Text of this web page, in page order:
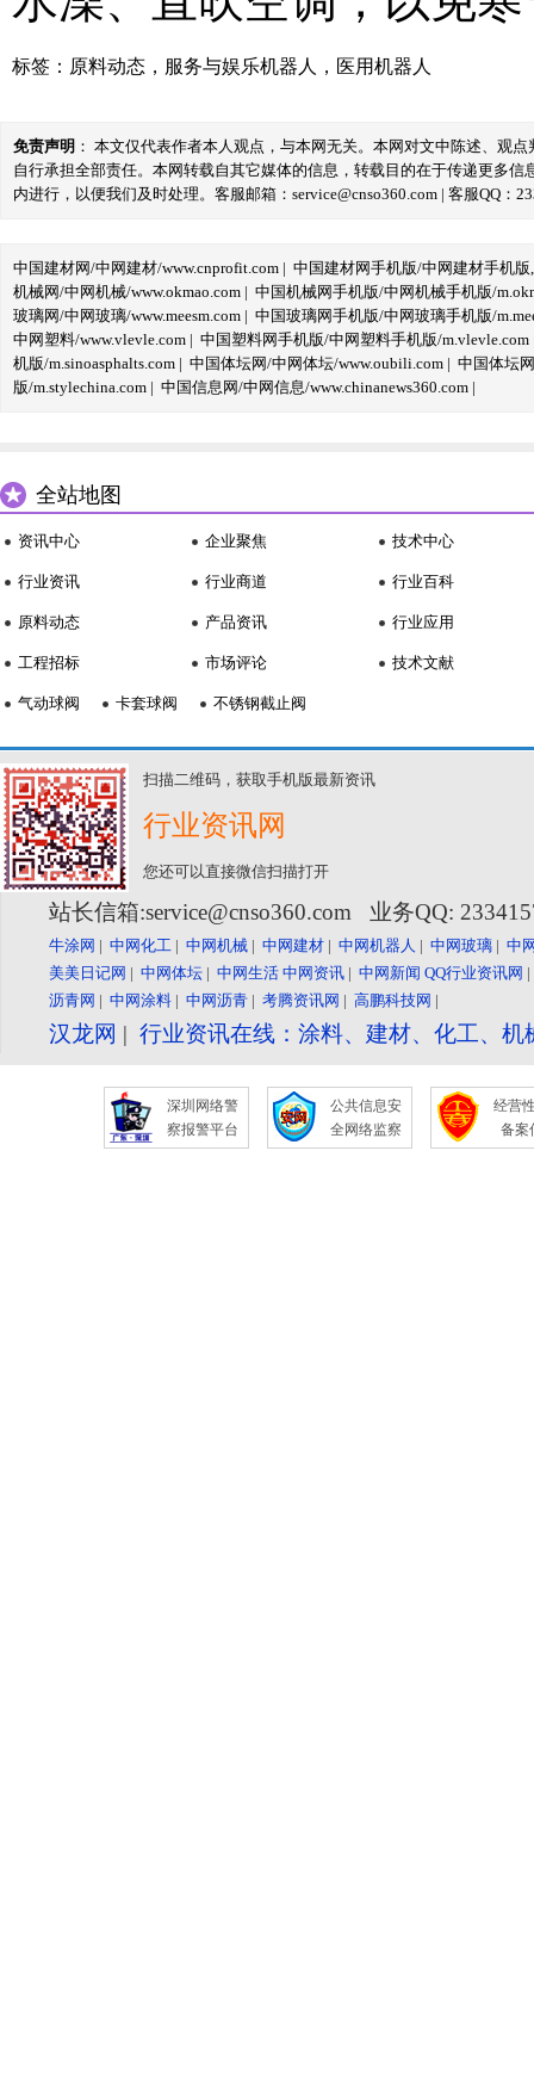
标签： 原料动态 ， 服务与娱乐机器人 ， 医用机器人
免责声明 ： 本文仅代表作者本人观点，与本网无关。本网对文中陈述、观
自行承担全部责任。本网转载自其它媒体的信息，转载目的在于传递更多
内进行，以便我们及时处理。客服邮箱：service@cnso360.com | 客服QQ：
中国建材网/中网建材/www.cnprofit.com | 中国建材网手机版/中网建材手机版
机械网/中网机械/www.okmao.com | 中国机械网手机版/中网机械手机版/
玻璃网/中网玻璃/www.meesm.com | 中国玻璃网手机版/中网玻璃手机版/
中网塑料/www.vlevle.com | 中国塑料网手机版/中网塑料手机版/m.vlevle.com
机版/m.sinoasphalts.com | 中国体坛网/中网体坛/www.oubili.com | 中国体坛
版/m.stylechina.com | 中国信息网/中网信息/www.chinanews360.com |
全站地图
资讯中心
行业资讯
原料动态
工程招标
企业聚焦
行业商道
产品资讯
市场评论
技术中心
行业百科
行业应用
技术文献
气动球阀 卡套球阀 不锈钢截止阀
扫描二维码，获取手机版最新资讯
行业资讯网
您还可以直接微信扫描打开
站长信箱:service@cnso360.com 业务QQ:
牛涂网 | 中网化工 | 中网机械 | 中网建材 | 中网机器人 | 中网玻璃 | 中
美美日记网 | 中网体坛 | 中网生活 中网资讯 | 中网新闻 QQ行业资讯网
沥青网 | 中网涂料 | 中网沥青 | 考腾资讯网 | 高鹏科技网 |
汉龙网 | 行业资讯在线：涂料、建材、化工、
深圳网络警
察报警平台
公共信息安
全网络监察
经营
备案